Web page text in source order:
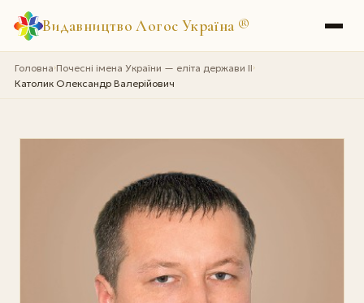
Видавництво Логос Україна ®
Головна›Почесні імена України — еліта держави II›
Католик Олександр Валерійович